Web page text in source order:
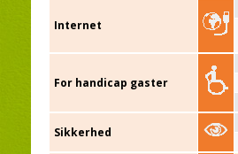
Internet
For handicap gaster
Sikkerhed